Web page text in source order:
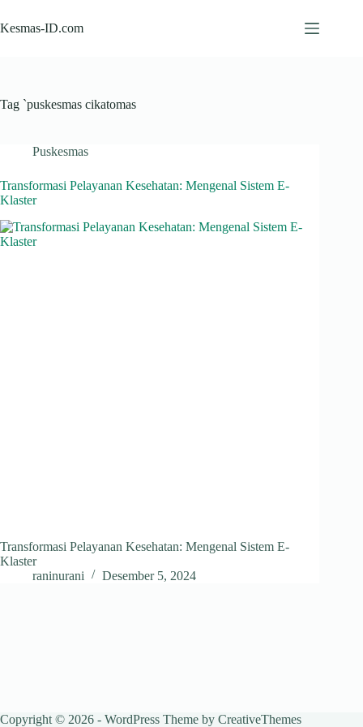
to
content
Kesmas-ID.com
Tag `puskesmas cikatomas
Puskesmas
Transformasi Pelayanan Kesehatan: Mengenal Sistem E-
Klaster
Transformasi Pelayanan Kesehatan: Mengenal Sistem E-
Klaster
raninurani
Desember 5, 2024
Copyright © 2026 - WordPress Theme by CreativeThemes